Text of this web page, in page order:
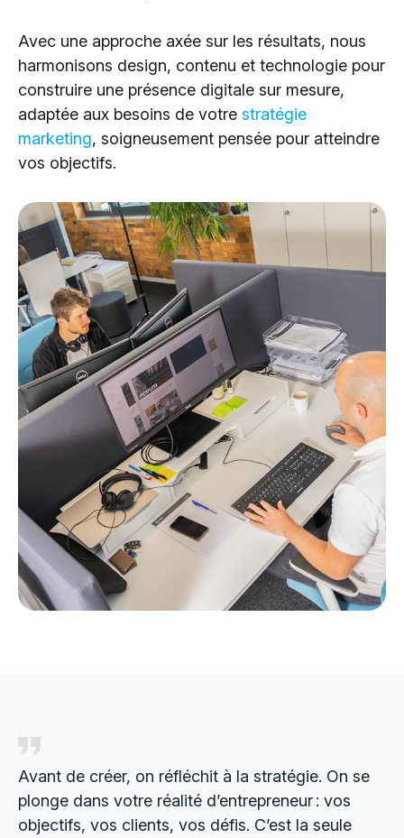
Avec une approche axée sur les résultats, nous
harmonisons design, contenu et technologie pour
construire une présence digitale sur mesure,
adaptée aux besoins de votre stratégie
marketing, soigneusement pensée pour atteindre
vos objectifs.
Avant de créer, on réfléchit à la stratégie. On se
plonge dans votre réalité d’entrepreneur : vos
objectifs, vos clients, vos défis. C’est la seule